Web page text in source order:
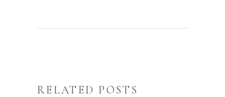
RELATED POSTS